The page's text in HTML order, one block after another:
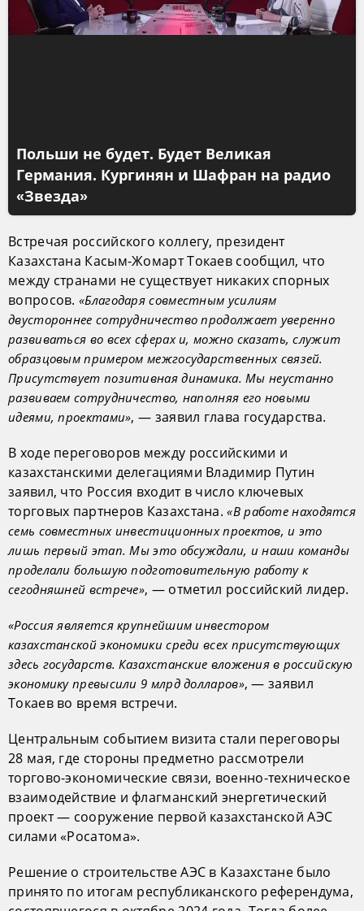
Польши не будет. Будет Великая
Германия. Кургинян и Шафран на радио
«Звезда»
Встречая российского коллегу, президент
Казахстана Касым-Жомарт Токаев сообщил, что
между странами не существует никаких спорных
вопросов. «Благодаря совместным усилиям
двустороннее сотрудничество продолжает уверенно
развиваться во всех сферах и, можно сказать, служит
образцовым примером межгосударственных связей.
Присутствует позитивная динамика. Мы неустанно
развиваем сотрудничество, наполняя его новыми
идеями, проектами», — заявил глава государства.
В ходе переговоров между российскими и
казахстанскими делегациями Владимир Путин
заявил, что Россия входит в число ключевых
торговых партнеров Казахстана.«В работе находятся
семь совместных инвестиционных проектов, и это
лишь первый этап. Мы это обсуждали, и наши команды
проделали большую подготовительную работу к
сегодняшней встрече», — отметил российский лидер.
«Россия является крупнейшим инвестором
казахстанской экономики среди всех присутствующих
здесь государств. Казахстанские вложения в российскую
экономику превысили 9 млрд долларов», — заявил
Токаев во время встречи.
Центральным событием визита стали переговоры
28 мая, где стороны предметно рассмотрели
торгово-экономические связи, военно-техническое
взаимодействие и флагманский энергетический
проект — сооружение первой казахстанской АЭС
силами «Росатома».
Решение о строительстве АЭС в Казахстане было
принято по итогам республиканского референдума,